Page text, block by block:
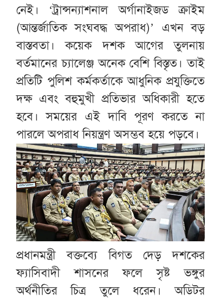
নেই। ‘ট্রান্সন্যাশনাল অর্গানাইজড ক্রাইম
(আন্তর্জাতিক সংঘবদ্ধ অপরাধ)’ এখন বড়
বাস্তবতা। কয়েক দশক আগের তুলনায়
বর্তমানের চ্যালেঞ্জ অনেক বেশি বিস্তৃত। তাই
প্রতিটি পুলিশ কর্মকর্তাকে আধুনিক প্রযুক্তিতে
দক্ষ এবং বহুমুখী প্রতিভার অধিকারী হতে
হবে। সময়ের এই দাবি পূরণ করতে না
পারলে অপরাধ নিয়ন্ত্রণ অসম্ভব হয়ে পড়বে।
প্রধানমন্ত্রী বক্তব্যে বিগত দেড় দশকের
ফ্যাসিবাদী শাসনের ফলে সৃষ্ট ভঙ্গুর
অর্থনীতির চিত্র তুলে ধরেন। অডিটর